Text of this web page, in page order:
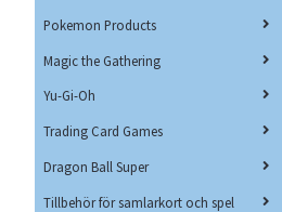
Pokemon Products
Magic the Gathering
Yu-Gi-Oh
Trading Card Games
Dragon Ball Super
Tillbehör för samlarkort och spel